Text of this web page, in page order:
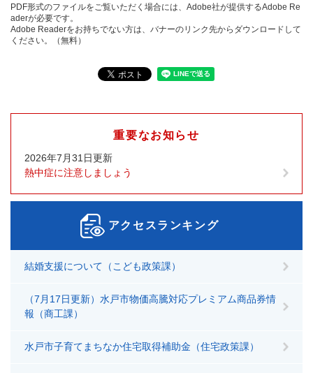
PDF形式のファイルをご覧いただく場合には、Adobe社が提供するAdobe Re
aderが必要です。
Adobe Readerをお持ちでない方は、バナーのリンク先からダウンロードして
ください。（無料）
重要なお知らせ
2026年7月31日更新
熱中症に注意しましょう
アクセスランキング
結婚支援について（こども政策課）
（7月17日更新）水戸市物価高騰対応プレミアム商品券情
報（商工課）
水戸市子育てまちなか住宅取得補助金（住宅政策課）